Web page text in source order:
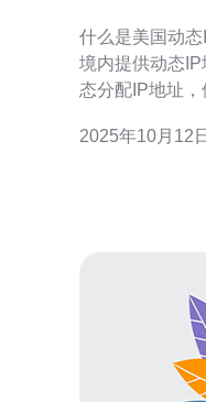
什么是美国动
境内提供动态
态分配IP地址
安全性和隐私性，
2025年10月12日